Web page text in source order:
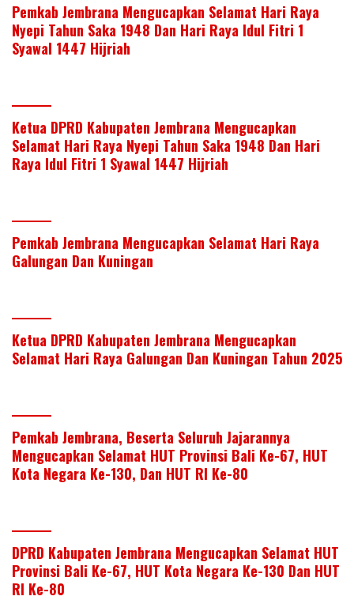
Pemkab Jembrana Mengucapkan Selamat Hari Raya
Nyepi Tahun Saka 1948 Dan Hari Raya Idul Fitri 1
Syawal 1447 Hijriah
Ketua DPRD Kabupaten Jembrana Mengucapkan
Selamat Hari Raya Nyepi Tahun Saka 1948 Dan Hari
Raya Idul Fitri 1 Syawal 1447 Hijriah
Pemkab Jembrana Mengucapkan Selamat Hari Raya
Galungan Dan Kuningan
Ketua DPRD Kabupaten Jembrana Mengucapkan
Selamat Hari Raya Galungan Dan Kuningan Tahun 2025
Pemkab Jembrana, Beserta Seluruh Jajarannya
Mengucapkan Selamat HUT Provinsi Bali Ke-67, HUT
Kota Negara Ke-130, Dan HUT RI Ke-80
DPRD Kabupaten Jembrana Mengucapkan Selamat HUT
Provinsi Bali Ke-67, HUT Kota Negara Ke-130 Dan HUT
RI Ke-80